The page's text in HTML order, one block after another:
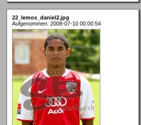
22_lemos_daniel2.jpg
Aufgenommen: 2008-07-10 00:00:54